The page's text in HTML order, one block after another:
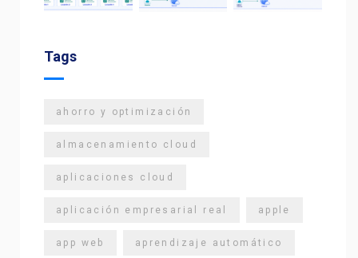
Tags
ahorro y optimización
almacenamiento cloud
aplicaciones cloud
aplicación empresarial real apple
app web aprendizaje automático